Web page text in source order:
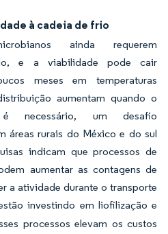
à cadeia de frio
ainda requerem
e a viabilidade pode cair
meses em temperaturas
aumentam quando o
é necessário, um desafio
áreas rurais do México e do sul
indicam que processos de
aumentar as contagens de
a atividade durante o transporte
investindo em liofilização e
processos elevam os custos